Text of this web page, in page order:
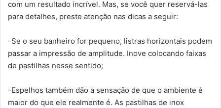
com um resultado incrível. Mas, se você quer reservá-las
para detalhes, preste atenção nas dicas a seguir:
-Se o seu banheiro for pequeno, listras horizontais podem
passar a impressão de amplitude. Inove colocando faixas
de pastilhas nesse sentido;
-Espelhos também dão a sensação de que o ambiente é
maior do que ele realmente é. As pastilhas de inox